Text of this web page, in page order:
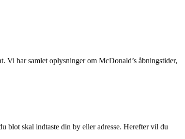
Vi har samlet oplysninger om McDonald’s åbningstider,
blot skal indtaste din by eller adresse. Herefter vil du